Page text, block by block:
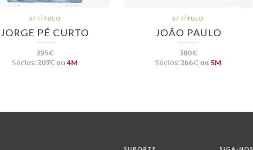
S/ TÍTULO
JORGE PÉ CURTO
295€
Sócios:207€ ou4M
S/ TÍTULO
JOÃO PAULO
380€
Sócios:266€ ou 5M